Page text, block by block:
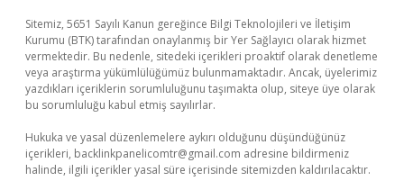
Sitemiz, 5651 Sayılı Kanun gereğince Bilgi Teknolojileri ve İletişim
Kurumu (BTK) tarafından onaylanmış bir Yer Sağlayıcı olarak hizmet
vermektedir. Bu nedenle, sitedeki içerikleri proaktif olarak denetleme
veya araştırma yükümlülüğümüz bulunmamaktadır. Ancak, üyelerimiz
yazdıkları içeriklerin sorumluluğunu taşımakta olup, siteye üye olarak
bu sorumluluğu kabul etmiş sayılırlar.
Hukuka ve yasal düzenlemelere aykırı olduğunu düşündüğünüz
içerikleri, backlinkpanelicomtr@gmail.com adresine bildirmeniz
halinde, ilgili içerikler yasal süre içerisinde sitemizden kaldırılacaktır.